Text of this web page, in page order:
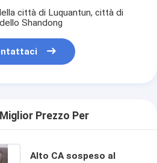
città di Luquantun, città di
Shandong
Prezzo Per
Alto CA sospeso al